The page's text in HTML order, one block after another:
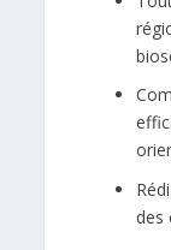
des